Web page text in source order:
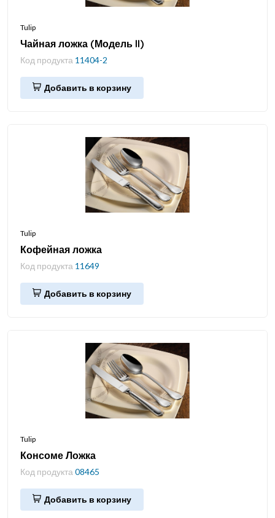
Tulip
Чайная ложка (Модель II)
Код продукта 11404-2
Добавить в корзину
Tulip
Кофейная ложка
Код продукта 11649
Добавить в корзину
Tulip
Консоме Ложка
Код продукта 08465
Добавить в корзину